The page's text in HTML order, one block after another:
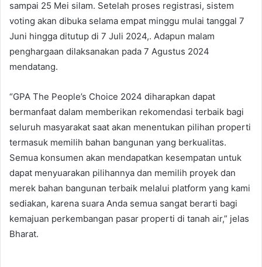
sampai 25 Mei silam. Setelah proses registrasi, sistem
voting akan dibuka selama empat minggu mulai tanggal 7
Juni hingga ditutup di 7 Juli 2024,. Adapun malam
penghargaan dilaksanakan pada 7 Agustus 2024
mendatang.
“GPA The People’s Choice 2024 diharapkan dapat
bermanfaat dalam memberikan rekomendasi terbaik bagi
seluruh masyarakat saat akan menentukan pilihan properti
termasuk memilih bahan bangunan yang berkualitas.
Semua konsumen akan mendapatkan kesempatan untuk
dapat menyuarakan pilihannya dan memilih proyek dan
merek bahan bangunan terbaik melalui platform yang kami
sediakan, karena suara Anda semua sangat berarti bagi
kemajuan perkembangan pasar properti di tanah air,” jelas
Bharat.